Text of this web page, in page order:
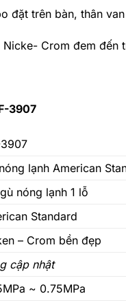
đặt trên bàn, thân
Crom đem đến
3907
lạnh American
nóng lạnh 1 lỗ
Standard
– Crom bền đẹp
cập nhật
~ 0.75MPa